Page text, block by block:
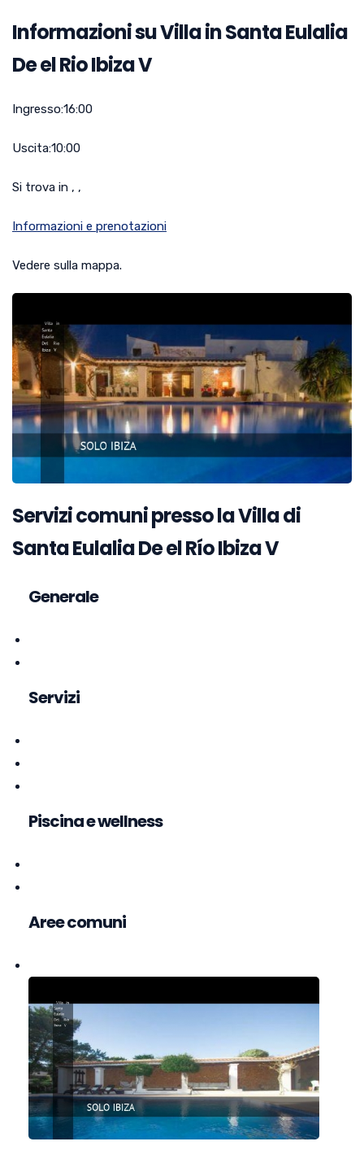
Informazioni su Villa in Santa Eulalia
De el Rio Ibiza V
Ingresso:16:00
Uscita:10:00
Si trova in , ,
Informazioni e prenotazioni
Vedere sulla mappa.
Servizi comuni presso la Villa di
Santa Eulalia De el Río Ibiza V
Generale
Servizi
Piscina e wellness
Aree comuni